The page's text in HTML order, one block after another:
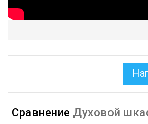
Сравнение Духовой